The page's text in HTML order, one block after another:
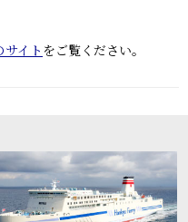
イト をご覧ください。